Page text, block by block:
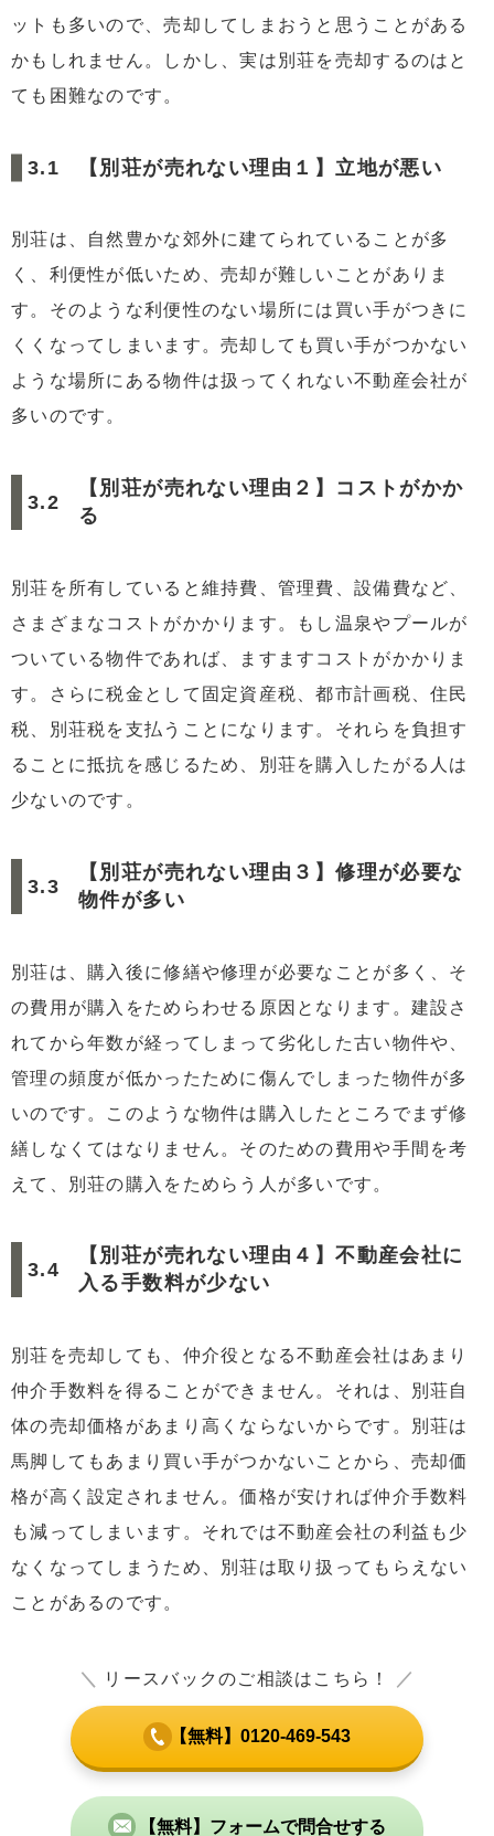
ットも多いので、売却してしまおうと思うことがある
かもしれません。しかし、実は別荘を売却するのはと
ても困難なのです。
【別荘が売れない理由１】立地が悪い
別荘は、自然豊かな郊外に建てられていることが多
く、利便性が低いため、売却が難しいことがありま
す。そのような利便性のない場所には買い手がつきに
くくなってしまいます。売却しても買い手がつかない
ような場所にある物件は扱ってくれない不動産会社が
多いのです。
【別荘が売れない理由２】コストがかか
る
別荘を所有していると維持費、管理費、設備費など、
さまざまなコストがかかります。もし温泉やプールが
ついている物件であれば、ますますコストがかかりま
す。さらに税金として固定資産税、都市計画税、住民
税、別荘税を支払うことになります。それらを負担す
ることに抵抗を感じるため、別荘を購入したがる人は
少ないのです。
【別荘が売れない理由３】修理が必要な
物件が多い
別荘は、購入後に修繕や修理が必要なことが多く、そ
の費用が購入をためらわせる原因となります。建設さ
れてから年数が経ってしまって劣化した古い物件や、
管理の頻度が低かったために傷んでしまった物件が多
いのです。このような物件は購入したところでまず修
繕しなくてはなりません。そのための費用や手間を考
えて、別荘の購入をためらう人が多いです。
【別荘が売れない理由４】不動産会社に
入る手数料が少ない
別荘を売却しても、仲介役となる不動産会社はあまり
仲介手数料を得ることができません。それは、別荘自
体の売却価格があまり高くならないからです。別荘は
馬脚してもあまり買い手がつかないことから、売却価
格が高く設定されません。価格が安ければ仲介手数料
も減ってしまいます。それでは不動産会社の利益も少
なくなってしまうため、別荘は取り扱ってもらえない
ことがあるのです。
＼ リースバックのご相談はこちら！ ／
【無料】0120-469-543
【無料】フォームで問合せする